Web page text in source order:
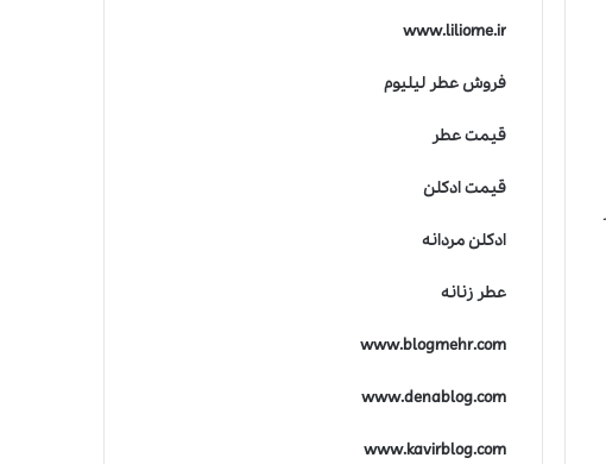
www.liliome.ir
فروش عطر لیلیوم
قیمت عطر
قیمت ادکلن
ادکلن مردانه
عطر زنانه
www.blogmehr.com
www.denablog.com
www.kavirblog.com